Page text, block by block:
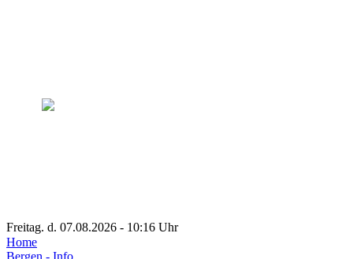
Freitag. d. 07.08.2026 - 10:16 Uhr
Home
Bergen - Info